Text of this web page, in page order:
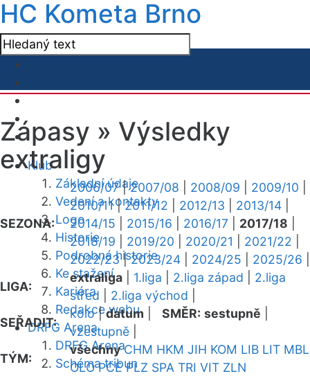
HC Kometa Brno
Klub
Základní údaje
Vedení a kontakty
Logo
Historie
Podrobná historie
Ke stažení
Kariéra
Redakce webu
DRFG Arena
DRFG Arena
Schéma tribun
Zápasy » Výsledky
extraligy
SEZONA:
2006/07|2007/08 2008/09 2009/10
2010/11|2011/12 2012/13 2013/14
2014/15
2015/16 2016/17 2017/18
2018/19
2019/20 2020/21 2021/22
2022/23|2023/24 2024/25 2025/26
LIGA:
extraliga 1.liga 2.liga západ
2.liga
střed
2.liga východ
SEŘADIT:
kolo|datum SMĚR: sestupně
vzestupně
TÝM:
všechny CHM HKM JIH KOM LIB LIT MBL
OLO PCE PLZ SPA TRI VIT ZLN